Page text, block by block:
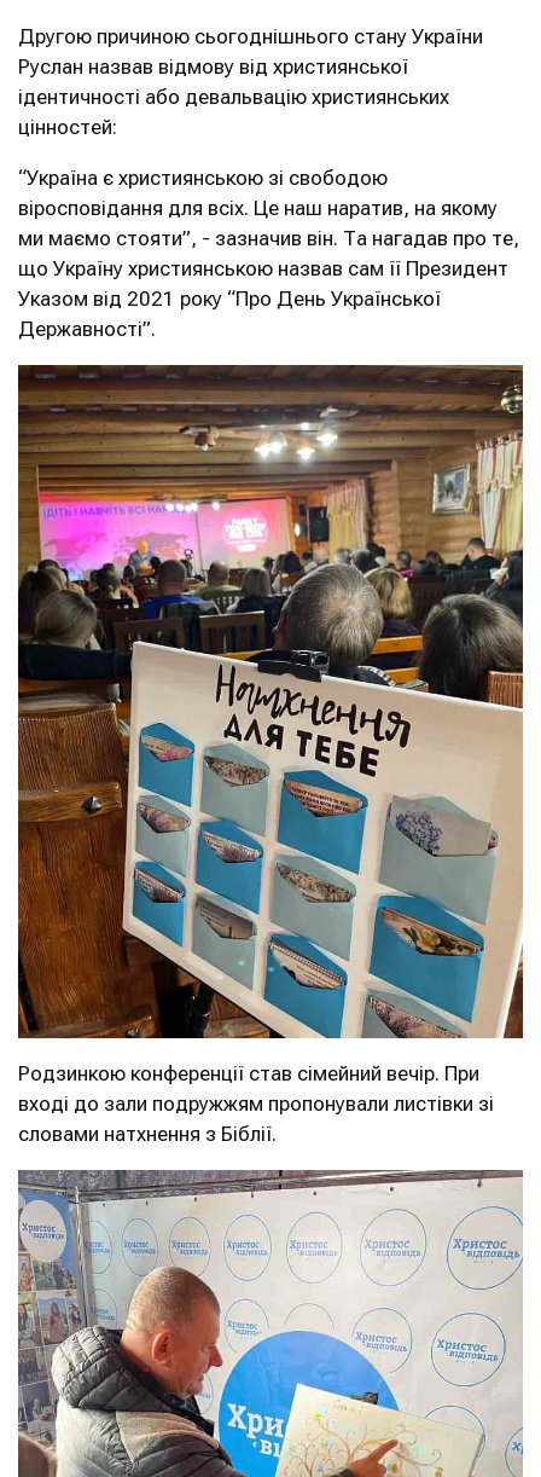
Другою причиною сьогоднішнього стану України
Руслан назвав відмову від християнської
ідентичності або девальвацію християнських
цінностей:
“Україна є християнською зі свободою
віросповідання для всіх. Це наш наратив, на якому
ми маємо стояти”, - зазначив він. Та нагадав про те,
що Україну християнською назвав сам її Президент
Указом від 2021 року “Про День Української
Державності”.
Родзинкою конференції став сімейний вечір. При
вході до зали подружжям пропонували листівки зі
словами натхнення з Біблії.